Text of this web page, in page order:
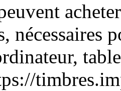
nécessaires